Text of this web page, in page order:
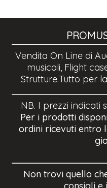
Vendita On Line di
musicali, Flight
Strutture.Tutto per
NB. I prezzi indicati
Per i prodotti
ordini ricevuti entro
Non trovi quello